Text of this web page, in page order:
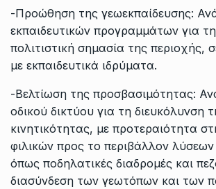
-Προώθηση της γεωεκπαίδευσης:
εκπαιδευτικών προγραμμάτων για
πολιτιστική σημασία της περιοχής,
με εκπαιδευτικά ιδρύματα.
-Βελτίωση της προσβασιμότητας:
οδικού δικτύου για τη διευκόλυνση
κινητικότητας, με προτεραιότητα
φιλικών προς το περιβάλλον λύσεων
όπως ποδηλατικές διαδρομές και
διασύνδεση των γεωτόπων και των